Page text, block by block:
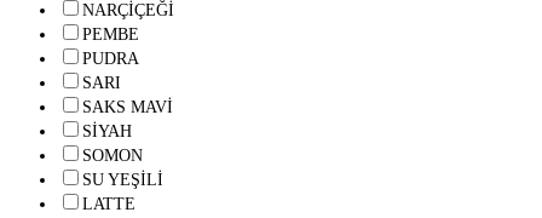
NARÇİÇEĞİ
PEMBE
PUDRA
SARI
SAKS MAVİ
SİYAH
SOMON
SU YEŞİLİ
LATTE